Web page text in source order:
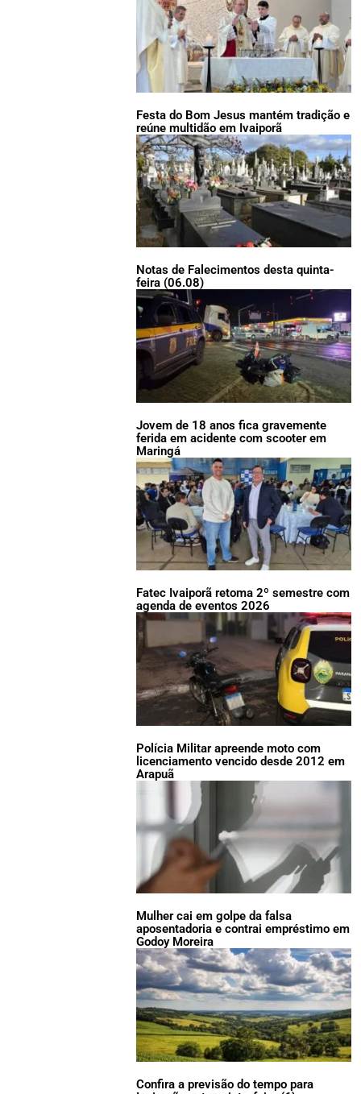
Festa do Bom Jesus mantém tradição e
reúne multidão em Ivaiporã
Notas de Falecimentos desta quinta-
feira (06.08)
Jovem de 18 anos fica gravemente
ferida em acidente com scooter em
Maringá
Fatec Ivaiporã retoma 2º semestre com
agenda de eventos 2026
Polícia Militar apreende moto com
licenciamento vencido desde 2012 em
Arapuã
Mulher cai em golpe da falsa
aposentadoria e contrai empréstimo em
Godoy Moreira
Confira a previsão do tempo para